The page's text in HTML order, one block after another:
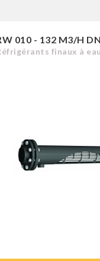
010 - 132 M3/H
finaux à